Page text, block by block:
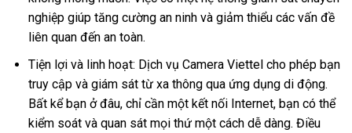
nghiệp giúp tăng cường an ninh và giảm thiểu các vấn đề
liên quan đến an toàn.
Tiện lợi và linh hoạt: Dịch vụ Camera Viettel cho phép bạn
truy cập và giám sát từ xa thông qua ứng dụng di động.
Bất kể bạn ở đâu, chỉ cần một kết nối Internet, bạn có thể
kiểm soát và quan sát mọi thứ một cách dễ dàng. Điều